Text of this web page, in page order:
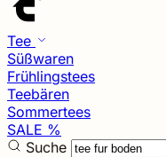
Tee
Süßwaren
Frühlingstees
Teebären
Sommertees
SALE %
Suche